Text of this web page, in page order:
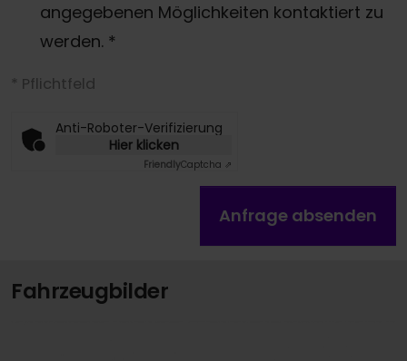
angegebenen Möglichkeiten kontaktiert zu
werden. *
* Pflichtfeld
Anti-Roboter-Verifizierung
Hier klicken
FriendlyCaptcha ⇗
Anfrage absenden
Fahrzeugbilder